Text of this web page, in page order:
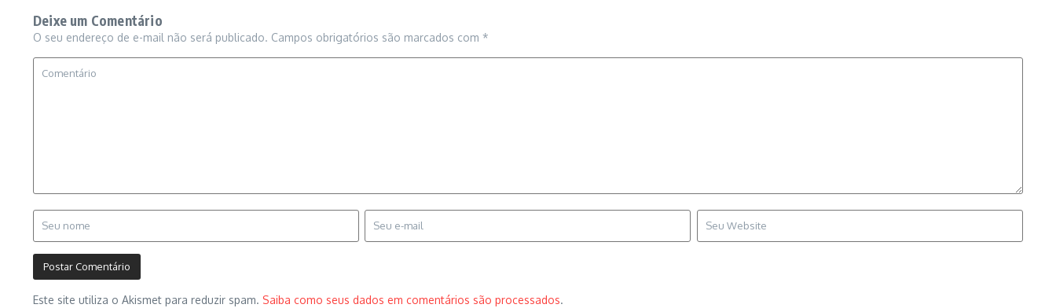
Deixe um Comentário
O seu endereço de e-mail não será publicado. Campos obrigatórios são marcados com *
Este site utiliza o Akismet para reduzir spam. Saiba como seus dados em comentários são processados.